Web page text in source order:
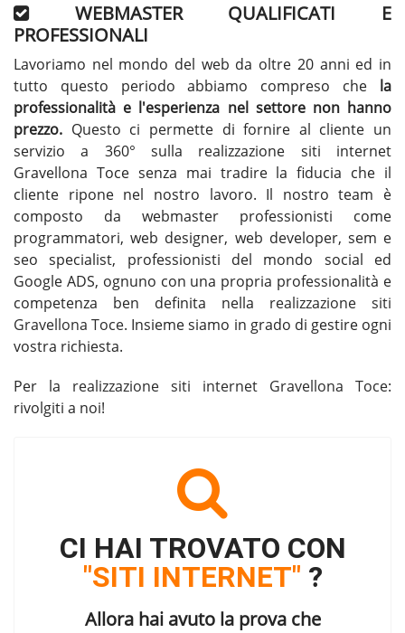
WEBMASTER QUALIFICATI E
PROFESSIONALI
Lavoriamo nel mondo del web da oltre 20 anni ed in
tutto questo periodo abbiamo compreso che la
professionalità e l'esperienza nel settore non hanno
prezzo. Questo ci permette di fornire al cliente un
servizio a 360° sulla realizzazione siti internet
Gravellona Toce senza mai tradire la fiducia che il
cliente ripone nel nostro lavoro. Il nostro team è
composto da webmaster professionisti come
programmatori, web designer, web developer, sem e
seo specialist, professionisti del mondo social ed
Google ADS, ognuno con una propria professionalità e
competenza ben definita nella realizzazione siti
Gravellona Toce. Insieme siamo in grado di gestire ogni
vostra richiesta.
Per la realizzazione siti internet Gravellona Toce:
rivolgiti a noi!
CI HAI TROVATO CON
"SITI INTERNET" ?
Allora hai avuto la prova che